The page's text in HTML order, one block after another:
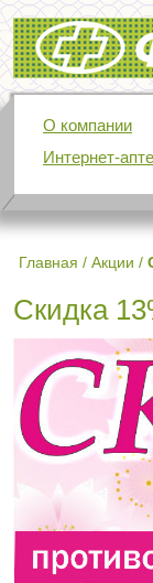
Фармация
О компании
Интернет-
Главная / Акции /
Скидка